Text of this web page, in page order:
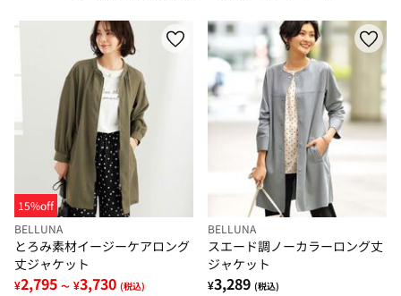
15%off
BELLUNA
とろみ素材イージーケアロング
丈ジャケット
¥2,795 ～ ¥3,730 (税込)
BELLUNA
スエード調ノーカラーロング丈
ジャケット
¥3,289 (税込)